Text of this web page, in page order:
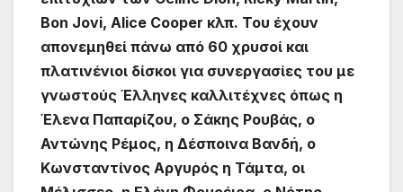
Bon Jovi, Alice Cooper κλπ. Του έχουν
απονεμηθεί πάνω από 60 χρυσοί και
πλατινένιοι δίσκοι για συνεργασίες του με
γνωστούς Έλληνες καλλιτέχνες όπως η
Έλενα Παπαρίζου, ο Σάκης Ρουβάς, ο
Αντώνης Ρέμος, η Δέσποινα Βανδή, ο
Κωνσταντίνος Αργυρός η Τάμτα, οι